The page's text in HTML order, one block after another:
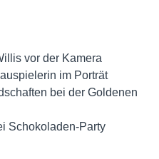
vor der Kamera
im Porträt
bei der Goldenen
Schokoladen-Party